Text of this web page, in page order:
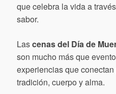
que celebra la vida a
sabor.
Lascenas del Día de
son mucho más que
experiencias que
tradición, cuerpo y alma.